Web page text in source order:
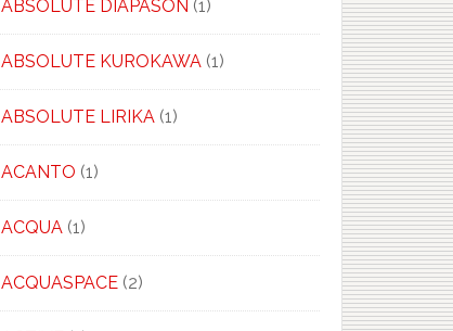
ABSOLUTE DIAPASON(1)
ABSOLUTE KUROKAWA(1)
ABSOLUTE LIRIKA(1)
ACANTO(1)
ACQUA(1)
ACQUASPACE(2)
×